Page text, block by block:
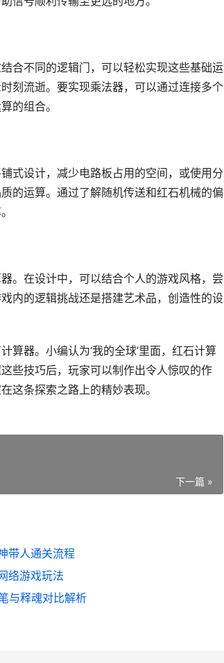
合不同的逻辑门，可以轻松实现这些基础运
刻流逝。要实现乘法器，可以通过连接多个
的组合。
式设计，减少电路板占用的空间，或使用分
的运算。通过了解随机传送和红石机械的偏
。在设计中，可以结合个人的游戏风格，尝
内的逻辑挑战还是搭建艺术品，创造性的设
算器。小编认为‘我的全球’里面，红石计算
些技巧后，玩家可以制作出令人惊叹的作
这条探索之路上的精妙表现。
下一篇 »
带人通关流程
络游戏玩法
与释魂对比解析